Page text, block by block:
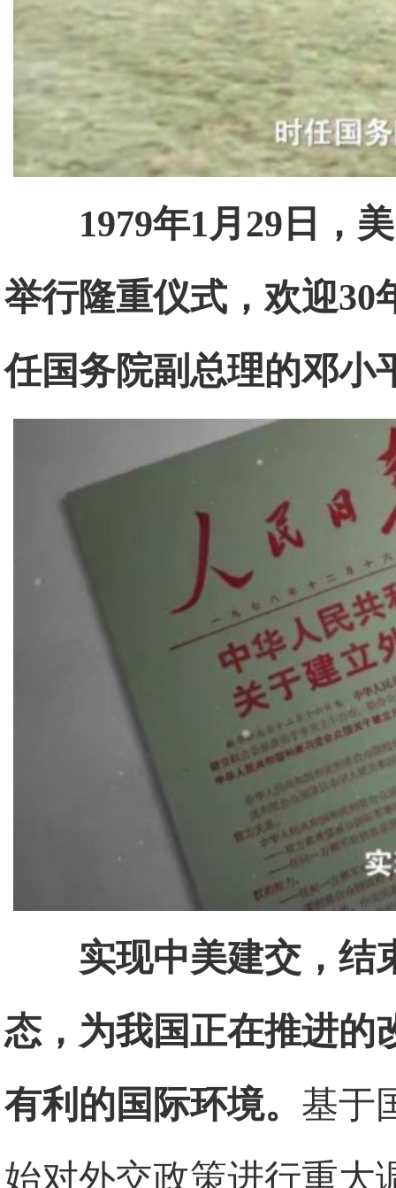
1979年1月29日，
举行隆重仪式，欢迎30
任国务院副总理的邓小
实现中美建交，结
态，为我国正在推进的
有利的国际环境。 基于
始对外交政策进行重大